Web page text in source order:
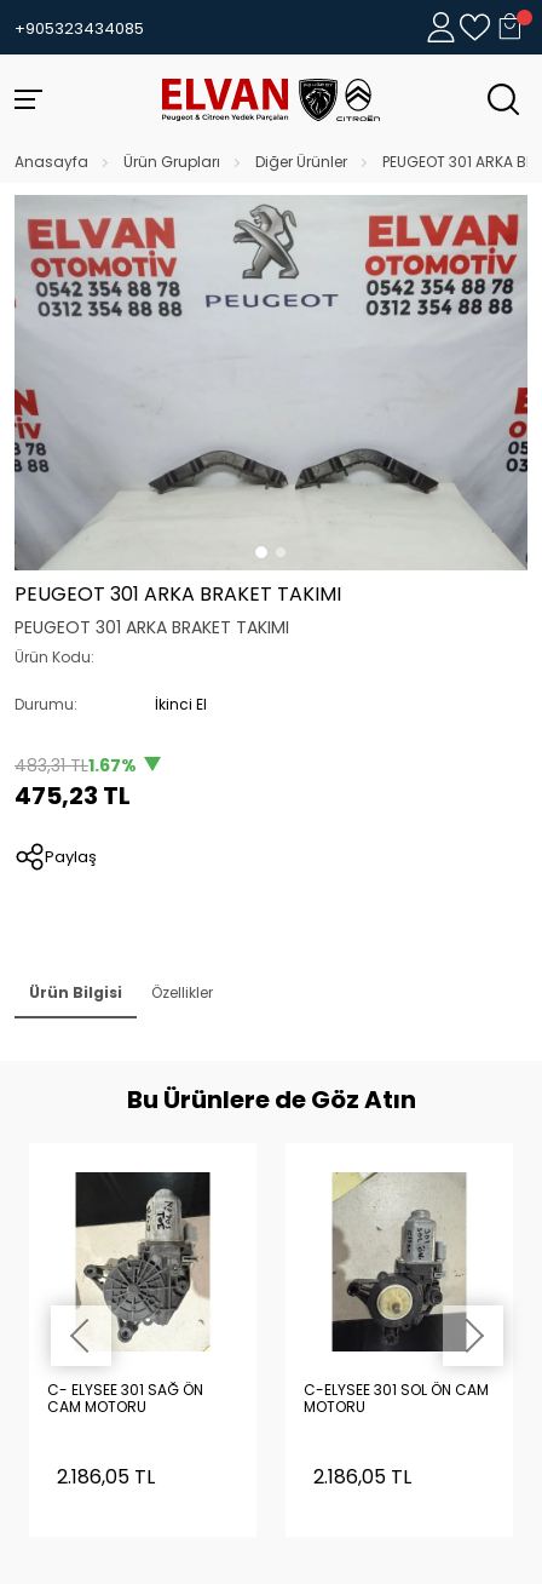
+905323434085
Anasayfa Ürün Grupları Diğer Ürünler PEUGEOT 301 ARKA
PEUGEOT 301 ARKA BRAKET TAKIMI
PEUGEOT 301 ARKA BRAKET TAKIMI
Ürün Kodu:
Durumu: İkinci El
483,31 TL1.67%
475,23 TL
Paylaş
Ürün Bilgisi Özellikler
Bu Ürünlere de Göz Atın
C- ELYSEE 301 SAĞ ÖN
CAM MOTORU
2.186,05 TL
C-ELYSEE 301 SOL ÖN CAM
MOTORU
2.186,05 TL